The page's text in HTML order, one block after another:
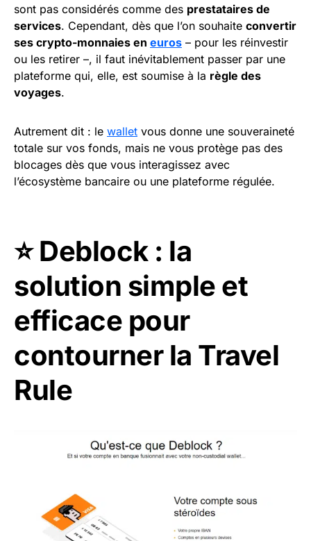
sont pas considérés comme des prestataires de
services. Cependant, dès que l’on souhaite convertir
ses crypto-monnaies en euros – pour les réinvestir
ou les retirer –, il faut inévitablement passer par une
plateforme qui, elle, est soumise à la règle des
voyages.
Autrement dit : le wallet vous donne une souveraineté
totale sur vos fonds, mais ne vous protège pas des
blocages dès que vous interagissez avec
l’écosystème bancaire ou une plateforme régulée.
⭐️ Deblock : la
solution simple et
efficace pour
contourner la Travel
Rule